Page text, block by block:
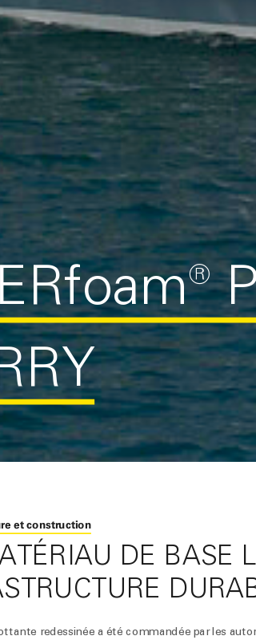
foam®
et construction
DE BASE
redessinée a été commandée par les